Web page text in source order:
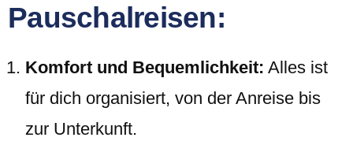
Pauschalreisen:
Komfort und Bequemlichkeit: Alles ist
für dich organisiert, von der Anreise bis
zur Unterkunft.